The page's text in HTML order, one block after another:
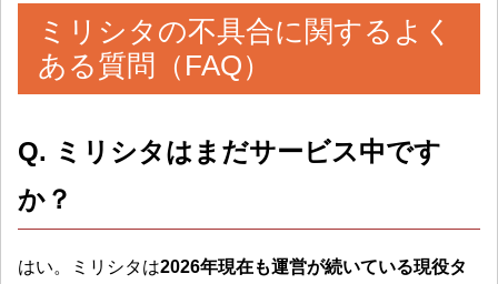
ミリシタの不具合に関するよく
ある質問（FAQ）
Q. ミリシタはまだサービス中です
か？
はい。ミリシタは2026年現在も運営が続いている現役タ